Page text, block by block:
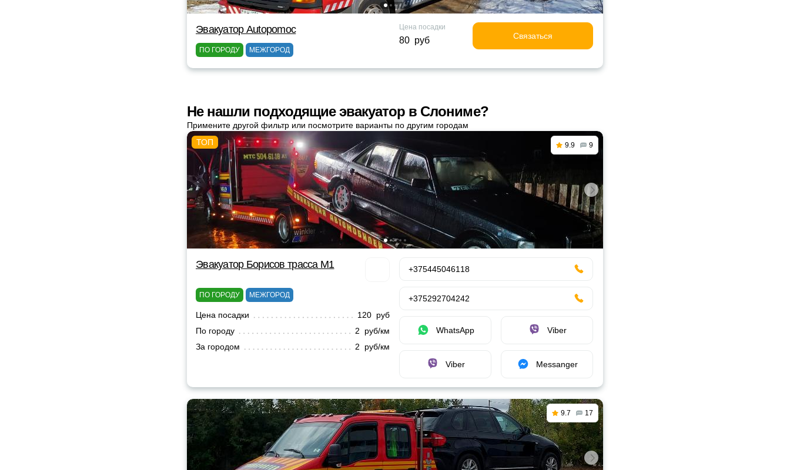
Эвакуатор Autopomoc
ПО ГОРОДУ МЕЖГОРОД
Цена посадки
80 руб Связаться
Не нашли подходящие эвакуатор в Слониме?
Примените другой фильтр или посмотрите варианты по другим городам
9.9 9
Эвакуатор Борисов трасса М1
ПО ГОРОДУ МЕЖГОРОД
Цена посадки
120 руб
По городу
2 руб/км
За городом
2 руб/км
+375445046118
+375292704242
WhatsApp Viber
Viber Messanger
9.7 17